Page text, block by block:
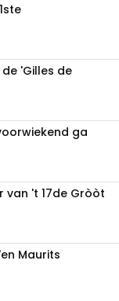
de 'Gilles de
ga
van 't 17de Gròòt
Maurits